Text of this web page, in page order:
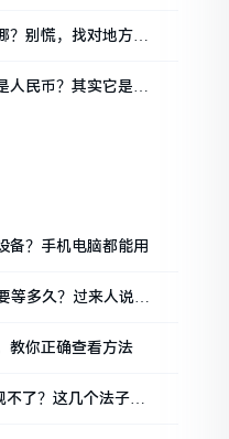
？别慌，找对地方才
人民币？其实它是个
备？手机电脑都能用
等多久？过来人说说
教你正确查看方法
了？这几个法子能